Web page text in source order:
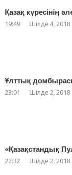
Қазақ күресінің
19:49 Шілде 4, 2018
Ұлттық
23:01 Шілде 2, 2018
«Қазақстандық
22:32 Шілде 2, 2018